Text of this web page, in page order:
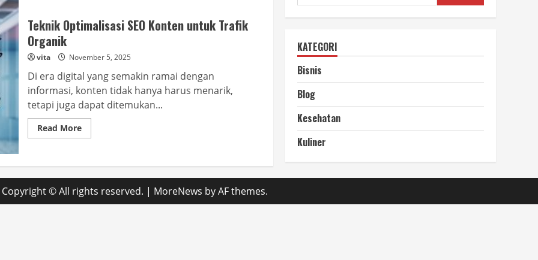
Teknik Optimalisasi SEO Konten untuk Trafik
Organik
vita November 5, 2025
Di era digital yang semakin ramai dengan
informasi, konten tidak hanya harus menarik,
tetapi juga dapat ditemukan...
Read MoreRead
more
SEO
Konten
untuk
Trafik
Organik
KATEGORI
Bisnis
Blog
Kesehatan
Kuliner
Copyright © All rights reserved. | MoreNews by AF themes.